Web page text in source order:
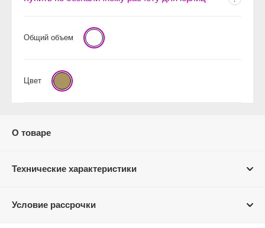
Общий объем
Цвет
О товаре
Технические характеристики
Условие рассрочки